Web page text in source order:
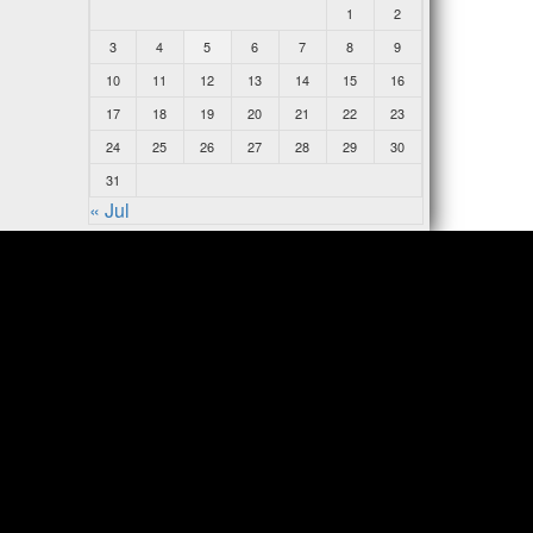
1
2
3
4 5 6 7 8
9
10
11 12 13 14 15
16
17
18 19 20 21 22
23
24
25 26 27 28 29
30
31
« Jul